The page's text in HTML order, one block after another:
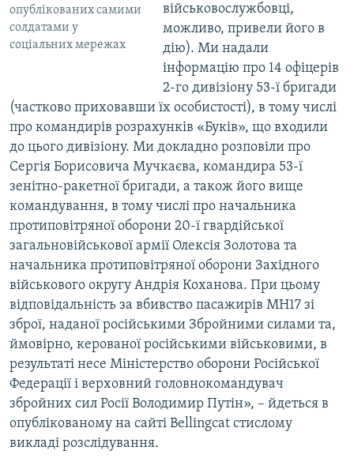
опублікованих самими
солдатами у
соціальних мережах
військовослужбовці,
можливо, привели його в
дію). Ми надали
інформацію про 14 офіцерів
2-го дивізіону 53-ї бригади
(частково приховавши їх особистості), в тому числі
про командирів розрахунків «Буків», що входили
до цього дивізіону. Ми докладно розповіли про
Сергія Борисовича Мучкаєва, командира 53-ї
зенітно-ракетної бригади, а також його вище
командування, в тому числі про начальника
протиповітряної оборони 20-ї гвардійської
загальновійськової армії Олексія Золотова та
начальника протиповітряної оборони Західного
військового округу Андрія Коханова. При цьому
відповідальність за вбивство пасажирів MH17 зі
зброї, наданої російськими Збройними силами та,
ймовірно, керованої російськими військовими, в
результаті несе Міністерство оборони Російської
Федерації і верховний головнокомандувач
збройних сил Росії Володимир Путін», – йдеться в
опублікованому на сайті Bellingcat стислому
викладі розслідування.